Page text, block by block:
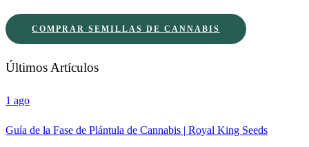
COMPRAR SEMILLAS DE CANNABIS
Últimos Artículos
1 ago
Guía de la Fase de Plántula de Cannabis | Royal King Seeds